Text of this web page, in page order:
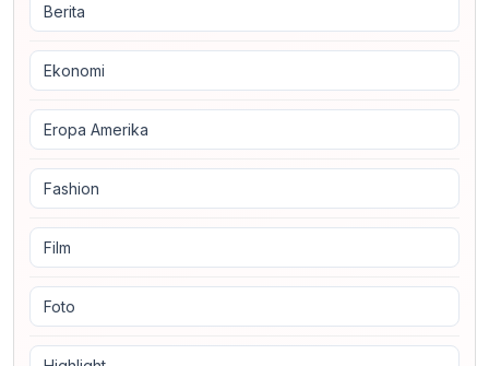
Berita
Ekonomi
Eropa Amerika
Fashion
Film
Foto